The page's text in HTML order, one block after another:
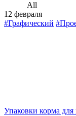
All
12 февраля
#Графический
Упаковки корма